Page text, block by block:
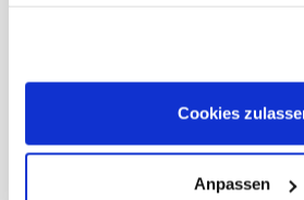
Cookies, wenn Sie unsere Webseite
Cookies
Anpassen
Office-Mitarbeiter sind Sie für die
Buchungsabwicklung und die
Reiseunterlagen verantwortlich. Wir